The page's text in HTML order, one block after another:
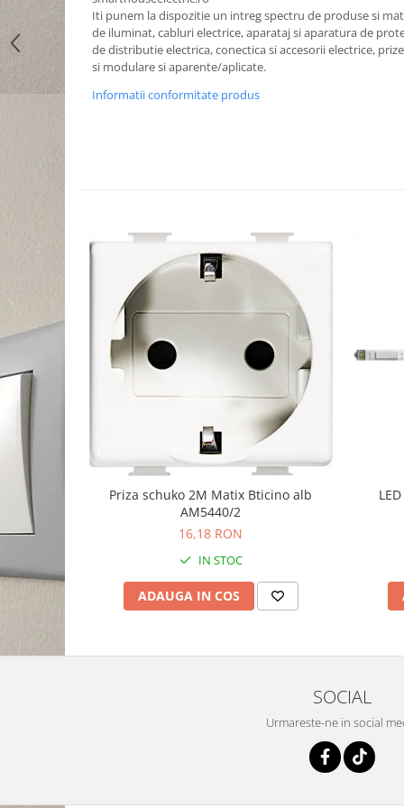
Iti punem la dispozitie un intreg spectru de produse si
de iluminat, cabluri electrice, aparataj si aparatura de
de distributie electrica, conectica si accesorii electrice,
si modulare si aparente/aplicate.
Informatii conformitate produs
Priza schuko 2M Matix Bticino alb
AM5440/2
16,18 RON
IN STOC
ADAUGA IN COS
SOCIAL
Urmareste-ne in social